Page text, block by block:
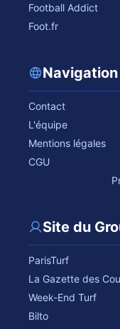
Football Addict
Foot.fr
Navigation
Contact
L'équipe
Mentions légales
CGU
Site du
ParisTurf
La Gazette des
Week-End Turf
Bilto